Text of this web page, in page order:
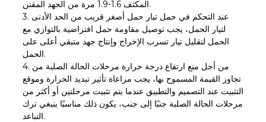
المكثف 1.6-1.9 مرة من الجهد المقنن.
3. عند التحكم في حمل تيار حمل أصغر قريب من الحد الأدنى
لتيار الحمل، يجب توصيل مقاومة حمل افتراضية بالتوازي مع
الحمل لتقليل تيار تسرب الإخراج وإنتاج جهد متبقي أعلى على
الحمل.
4. من أجل منع ارتفاع درجة حرارة مرحلات الحالة الصلبة من
تجاوز القيمة المسموح بها، يجب مراعاة تأثير تبديد الحرارة وموقع
التثبيت عند التصميم والتطبيق عندما يتم تثبيت مرحلتين أو أكثر من
مرحلات الحالة الصلبة جنبًا إلى جنب، يكون ذلك مناسبًا ينبغي ترك
التباعد.